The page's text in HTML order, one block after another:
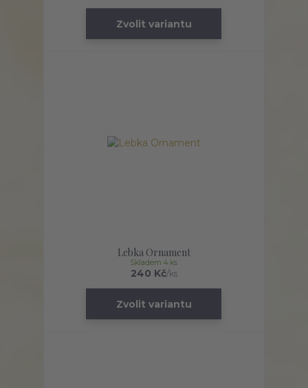
Zvolit variantu
Lebka Ornament
240 Kč/ks
Skladem 4 ks
Zvolit variantu